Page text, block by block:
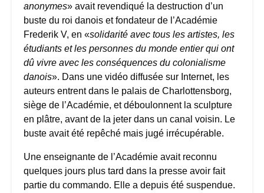
anonymes» avait revendiqué la destruction d’un
buste du roi danois et fondateur de l’Académie
Frederik V, en «solidarité avec tous les artistes, les
étudiants et les personnes du monde entier qui ont
dû vivre avec les conséquences du colonialisme
danois». Dans une vidéo diffusée sur Internet, les
auteurs entrent dans le palais de Charlottensborg,
siège de l’Académie, et déboulonnent la sculpture
en plâtre, avant de la jeter dans un canal voisin. Le
buste avait été repêché mais jugé irrécupérable.
Une enseignante de l’Académie avait reconnu
quelques jours plus tard dans la presse avoir fait
partie du commando. Elle a depuis été suspendue.